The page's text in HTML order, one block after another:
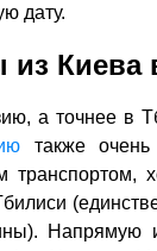
дату.
из Киева
а точнее в
также очень
транспортом,
Напрямую